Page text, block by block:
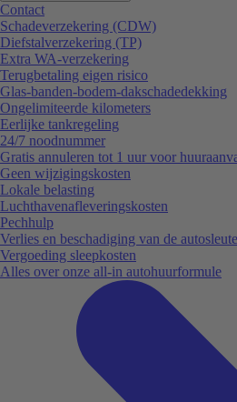
Contact
Schadeverzekering (CDW)
Diefstalverzekering (TP)
Extra WA-verzekering
Terugbetaling eigen risico
Glas-banden-bodem-dakschadedekking
Ongelimiteerde kilometers
Eerlijke tankregeling
24/7 noodnummer
Gratis annuleren tot 1 uur voor
Geen wijzigingskosten
Lokale belasting
Luchthavenafleveringskosten
Pechhulp
Verlies en beschadiging van de
Vergoeding sleepkosten
Alles over onze all-in autohuurformule